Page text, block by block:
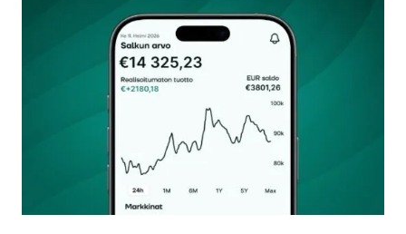
Kommentti*
Nimesi tai nimimerkkisi
Sähköpostiosoitteesi